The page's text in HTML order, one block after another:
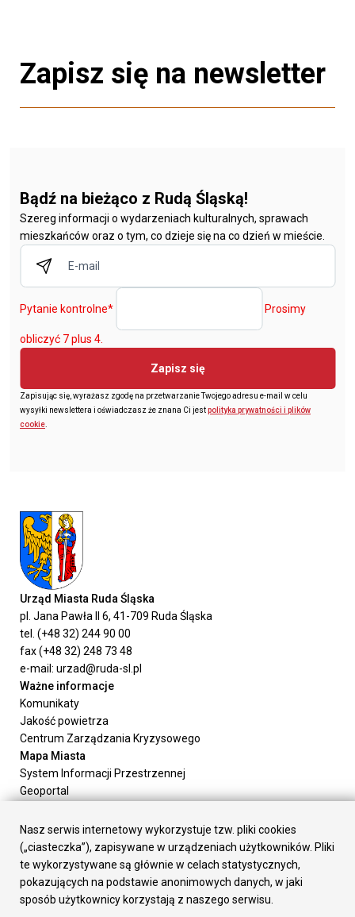
Zapisz się na newsletter
Bądź na bieżąco z Rudą Śląską!
Szereg informacji o wydarzeniach kulturalnych, sprawach
mieszkańców oraz o tym, co dzieje się na co dzień w mieście.
Pytanie kontrolne* Prosimy
obliczyć 7 plus 4.
Zapisz się
Zapisując się, wyrażasz zgodę na przetwarzanie Twojego adresu e-mail w celu
wysyłki newslettera i oświadczasz że znana Ci jestpolityka prywatności i plików
cookie
Urząd Miasta Ruda Śląska
pl. Jana Pawła II 6, 41-709 Ruda Śląska
tel. (+48 32) 244 90 00
fax (+48 32) 248 73 48
e-mail: urzad@ruda-sl.pl
Ważne informacje
Komunikaty
Jakość powietrza
Centrum Zarządzania Kryzysowego
Mapa Miasta
System Informacji Przestrzennej
Geoportal
Załatw sprawę
Prezydent Miasta
Rada Miasta
Wydziały
Elektroniczna Skrzynka Podawcza
Nasz serwis internetowy wykorzystuje tzw. pliki cookies
(„ciasteczka”), zapisywane w urządzeniach użytkowników. Pliki
te wykorzystywane są głównie w celach statystycznych,
pokazujących na podstawie anonimowych danych, w jaki
sposób użytkownicy korzystają z naszego serwisu.